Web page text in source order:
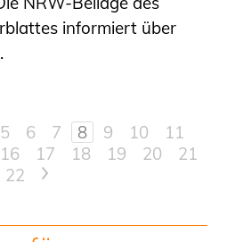
informiert über
5 6 7 8 9 10
11
16 17 18 19 20
21
22
>